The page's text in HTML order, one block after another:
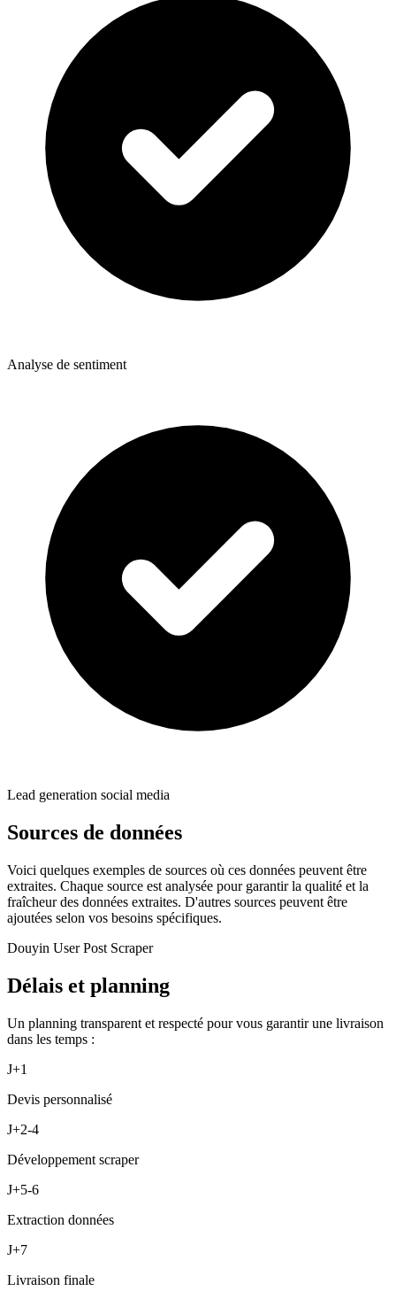
Analyse de sentiment
Lead generation social media
Sources de données
Voici quelques exemples de sources où ces données peuvent être
extraites. Chaque source est analysée pour garantir la qualité et la
fraîcheur des données extraites. D'autres sources peuvent être
ajoutées selon vos besoins spécifiques.
Douyin User Post Scraper
Délais et planning
Un planning transparent et respecté pour vous garantir une livraison
dans les temps :
J+1
Devis personnalisé
J+2-4
Développement scraper
J+5-6
Extraction données
J+7
Livraison finale